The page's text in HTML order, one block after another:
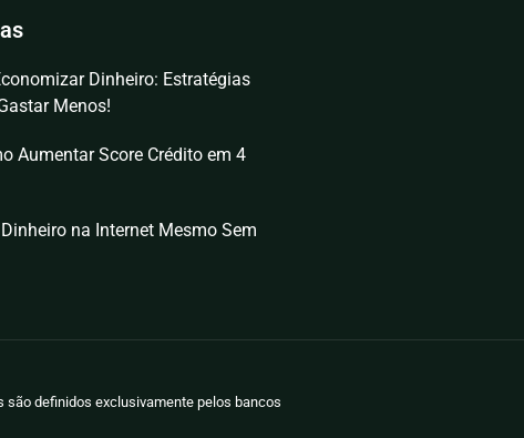
Dinheiro: Estratégias
Menos!
Aumentar Score Crédito em 4
na Internet Mesmo Sem
são definidos exclusivamente pelos bancos